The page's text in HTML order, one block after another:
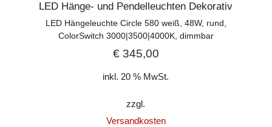
LED Hänge- und Pendelleuchten Dekorativ
LED Hängeleuchte Circle 580 weiß, 48W, rund,
ColorSwitch 3000|3500|4000K, dimmbar
€345,00
inkl. 20 % MwSt.
zzgl.
Versandkosten